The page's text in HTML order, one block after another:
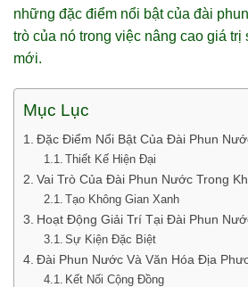
những đặc điểm nổi bật của đài
trò của nó trong việc nâng cao giá trị
mới.
Mục Lục
Đặc Điểm Nổi Bật Của Đài Phun
Thiết Kế Hiện Đại
Vai Trò Của Đài Phun Nước Trong
Tạo Không Gian Xanh
Hoạt Động Giải Trí Tại Đài Phun
Sự Kiện Đặc Biệt
Đài Phun Nước Và Văn Hóa Địa
Kết Nối Cộng Đồng